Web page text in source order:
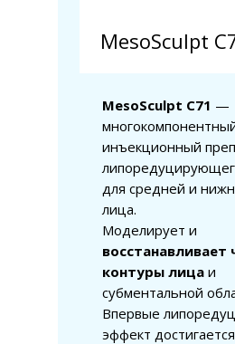
MesoSculpt
MesoSculpt C71 —
инъекционный
для средней и
лица.
Моделирует и
восстанавливает
контуры лица и
субментальной
Впервые
эффект